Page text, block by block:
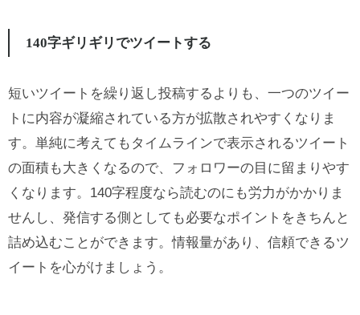
140字ギリギリでツイートする
短いツイートを繰り返し投稿するよりも、一つのツイー
トに内容が凝縮されている方が拡散されやすくなりま
す。単純に考えてもタイムラインで表示されるツイート
の面積も大きくなるので、フォロワーの目に留まりやす
くなります。140字程度なら読むのにも労力がかかりま
せんし、発信する側としても必要なポイントをきちんと
詰め込むことができます。情報量があり、信頼できるツ
イートを心がけましょう。